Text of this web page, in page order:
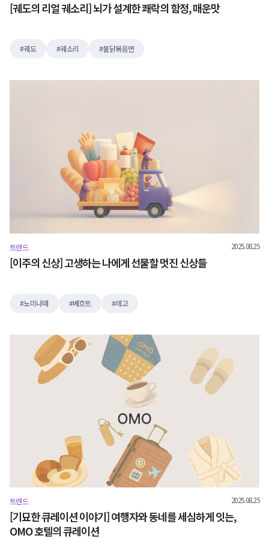
[궤도의 리얼 궤소리] 뇌가 설계한 쾌락의 함정, 매운맛
궤도 궤소리 불닭볶음면
트렌드 2025.08.25
[이주의 신상] 고생하는 나에게 선물할 멋진 신상들
노미나떼 베흐트 레고
트렌드 2025.08.25
[기묘한 큐레이션 이야기] 여행자와 동네를 세심하게 잇는,
OMO 호텔의 큐레이션